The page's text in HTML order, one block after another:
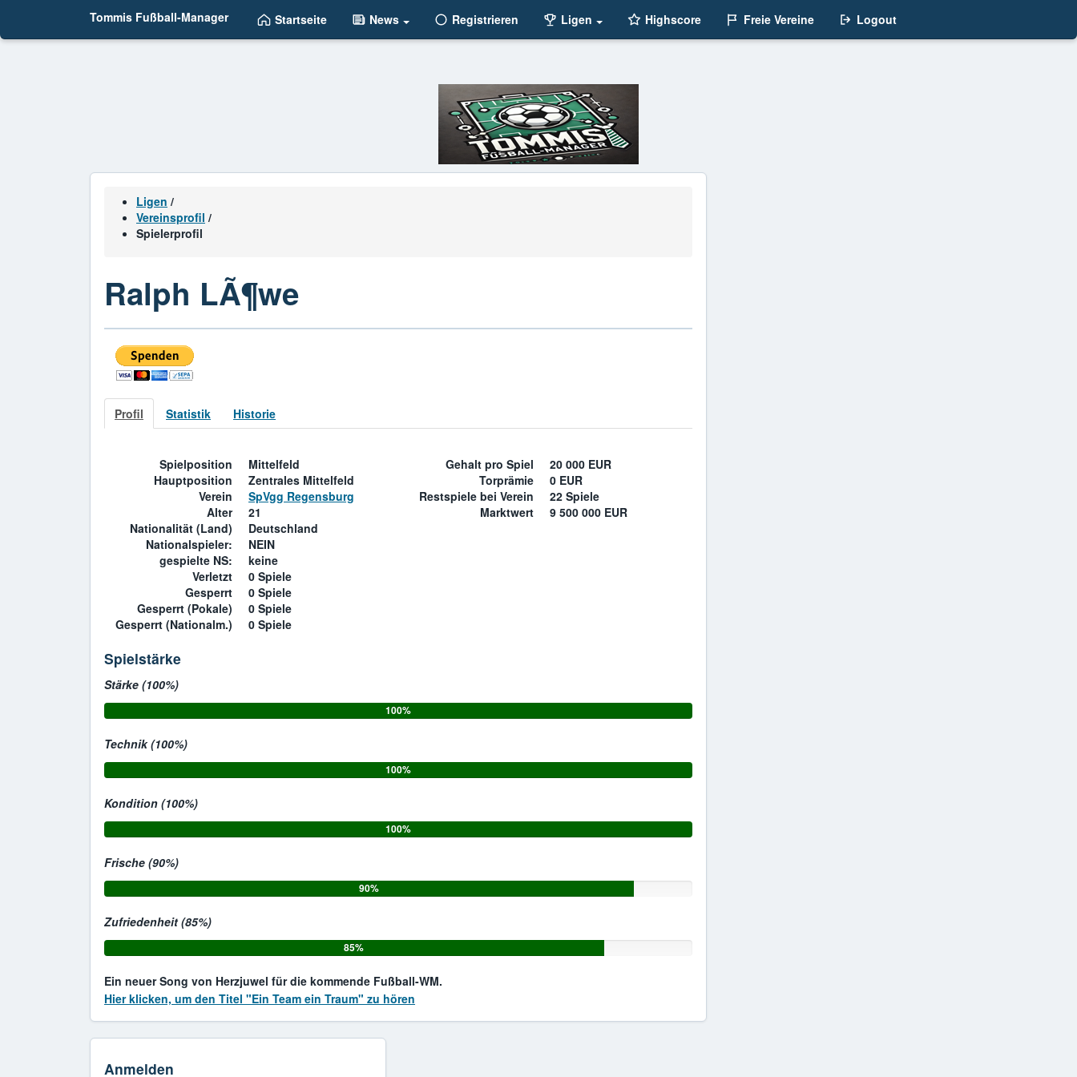
Tommis Fußball-Manager Startseite News Registrieren Ligen Highscore Freie Vereine Logout
Ligen /
Vereinsprofil /
Spielerprofil
Ralph LÃ¶we
Profil Statistik Historie
Spielposition
Mittelfeld
Hauptposition
Zentrales Mittelfeld
Verein
SpVgg Regensburg
Alter
21
Nationalität (Land)
Deutschland
Nationalspieler:
NEIN
gespielte NS:
keine
Verletzt
0 Spiele
Gesperrt
0 Spiele
Gesperrt (Pokale)
0 Spiele
Gesperrt (Nationalm.)
0 Spiele
Gehalt pro Spiel
20 000 EUR
Torprämie
0 EUR
Restspiele bei Verein
22 Spiele
Marktwert
9 500 000 EUR
Spielstärke
Stärke (100%)
100%
Technik (100%)
100%
Kondition (100%)
100%
Frische (90%)
90%
Zufriedenheit (85%)
85%
Ein neuer Song von Herzjuwel für die kommende Fußball-WM.
Hier klicken, um den Titel "Ein Team ein Traum" zu hören
Anmelden